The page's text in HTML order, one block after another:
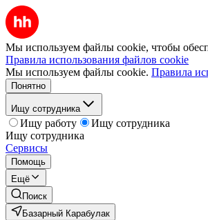
Мы используем файлы cookie, чтобы
Правила использования файлов cookie
Мы используем файлы cookie. Правила
Понятно
Ищу сотрудника
Ищу работу
Ищу сотрудника
Ищу сотрудника
Сервисы
Помощь
Ещё
Поиск
Базарный Карабулак